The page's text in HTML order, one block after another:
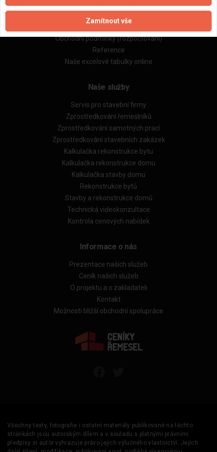
Obchodní podmínky (rozpočtování)
Reference
Naše excelové tabulky online
Naše služby
Servis pro stavební firmy
Zprostředkování řemeslníků
Zprostředkování samotných prací
Zprostředkování stavebních zakázek
Kalkulačka rekonstrukce bytu
Kalkulačka rekonstrukce domu
Kalkulačka stavby domu
Rekonstrukce bytů
Stavby a rekonstrukce domů
Technická videokonzultace
Kontrola cenových nabídek
Informace o nás
Prezentace našich služeb
Ceník našich služeb
O projektu a o zakladateli
Kontakt
Možnosti bližší obchodní spolupráce
Všechny texty, fotografie i ostatní materiály publikované na těchto
stránkách jsou autorským dílem a v souladu s platnými právními
předpisy si autor vyhrazuje právo jejich výlučného vlastnictví. Jejich
Zamítnout vše